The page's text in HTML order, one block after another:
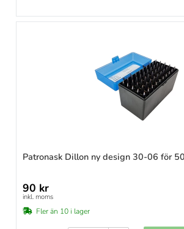
Patronask Dillon ny design 30-06 för
90 kr
inkl. moms
Fler än 10 i lager